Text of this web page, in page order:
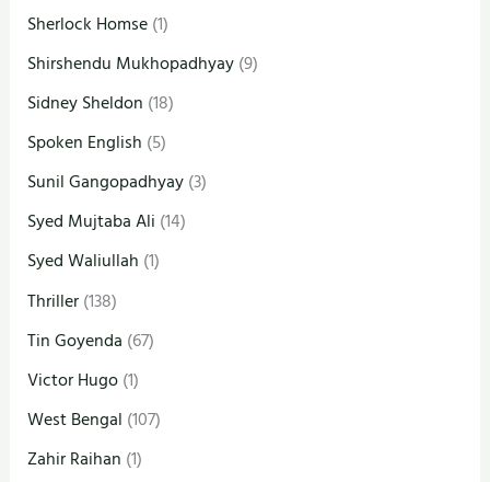
Sherlock Homse(1)
Shirshendu Mukhopadhyay(9)
Sidney Sheldon (18)
Spoken English (5)
Sunil Gangopadhyay(3)
Syed Mujtaba Ali (14)
Syed Waliullah (1)
Thriller(138)
Tin Goyenda (67)
Victor Hugo(1)
West Bengal (107)
Zahir Raihan (1)